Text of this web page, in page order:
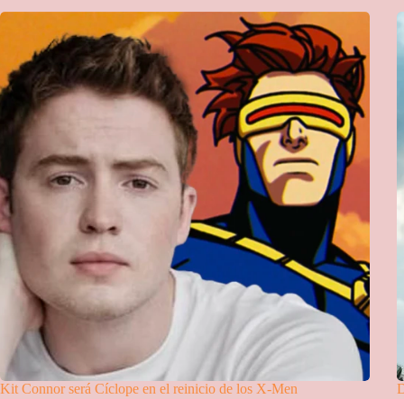
Kit Connor será Cíclope en el reinicio de los X-Men